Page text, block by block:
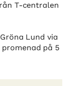
T-centralen
Lund via
på 5